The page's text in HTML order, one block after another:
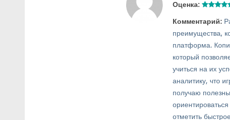
Оценка:
Комментарий:
преимущества,
платформа.
который
учиться на их
аналитику, что
получаю
отметить